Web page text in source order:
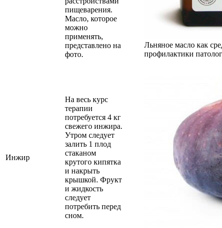
пищеварения.
Масло, которое
можно
применять,
представлено на
фото.
Льняное масло как
профилактики
Инжир
На весь курс
терапии
потребуется 4 кг
свежего инжира.
Утром следует
залить 1 плод
стаканом
крутого кипятка
и накрыть
крышкой. Фрукт
и жидкость
следует
потребить перед
сном.